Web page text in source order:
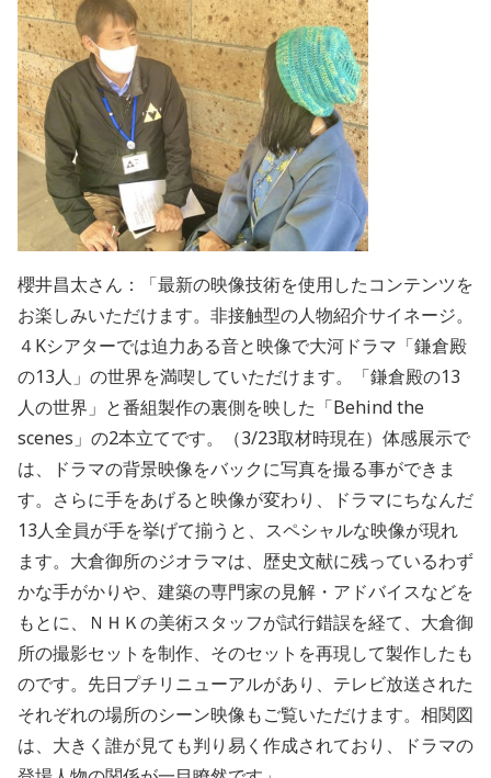
櫻井昌太さん：「最新の映像技術を使用したコンテンツを
お楽しみいただけます。非接触型の人物紹介サイネージ。
４Kシアターでは迫力ある音と映像で大河ドラマ「鎌倉殿
の13人」の世界を満喫していただけます。「鎌倉殿の13
人の世界」と番組製作の裏側を映した「Behind the
scenes 」の2本立てです。（3/23取材時現在）体感展示で
は、ドラマの背景映像をバックに写真を撮る事ができま
す。さらに手をあげると映像が変わり、ドラマにちなんだ
13人全員が手を挙げて揃うと、スペシャルな映像が現れ
ます。大倉御所のジオラマは、歴史文献に残っているわず
かな手がかりや、建築の専門家の見解・アドバイスなどを
もとに、ＮＨＫの美術スタッフが試行錯誤を経て、大倉御
所の撮影セットを制作、そのセットを再現して製作したも
のです。先日プチリニューアルがあり、テレビ放送された
それぞれの場所のシーン映像もご覧いただけます。相関図
は、大きく誰が見ても判り易く作成されており、ドラマの